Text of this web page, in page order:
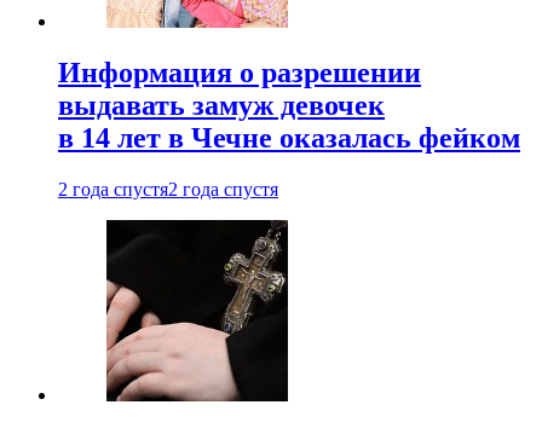
Информация о разрешении
выдавать замуж девочек
в 14 лет в Чечне оказалась фейком
2 года спустя2 года спустя